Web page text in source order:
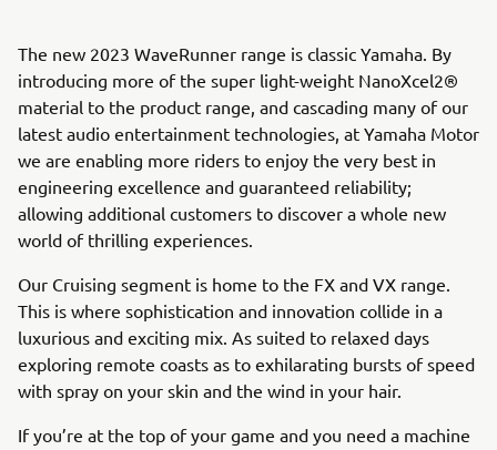
The new 2023 WaveRunner range is classic Yamaha. By
introducing more of the super light-weight NanoXcel2®
material to the product range, and cascading many of our
latest audio entertainment technologies, at Yamaha Motor
we are enabling more riders to enjoy the very best in
engineering excellence and guaranteed reliability;
allowing additional customers to discover a whole new
world of thrilling experiences.
Our Cruising segment is home to the FX and VX range.
This is where sophistication and innovation collide in a
luxurious and exciting mix. As suited to relaxed days
exploring remote coasts as to exhilarating bursts of speed
with spray on your skin and the wind in your hair.
If you’re at the top of your game and you need a machine